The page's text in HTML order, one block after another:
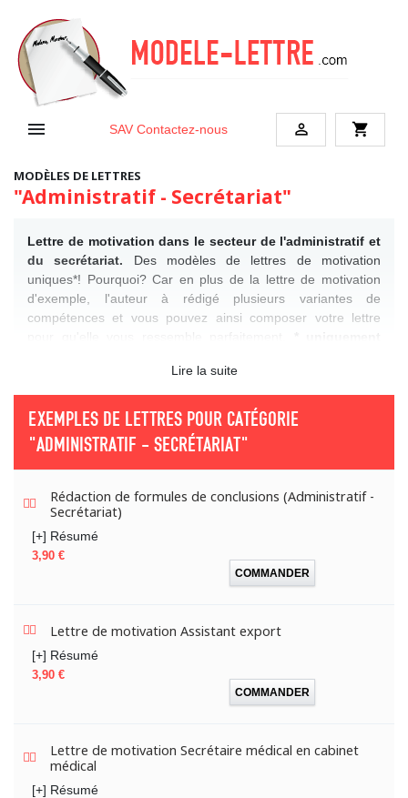
 SAV Contactez-nous  shopping_cart
MODÈLES DE LETTRES
"Administratif - Secrétariat"
Lettre de motivation dans le secteur de l'administratif et
du secrétariat. Des modèles de lettres de motivation
uniques*! Pourquoi? Car en plus de la lettre de motivation
d'exemple, l'auteur à rédigé plusieurs variantes de
compétences et vous pouvez ainsi composer votre lettre
Lire la suite
EXEMPLES DE LETTRES POUR CATÉGORIE
"ADMINISTRATIF - SECRÉTARIAT"
Rédaction de formules de conclusions (Administratif -
Secrétariat)
[+] Résumé
Prix
3,90 €
COMMANDER
Lettre de motivation Assistant export
[+] Résumé
Prix
3,90 €
COMMANDER
Lettre de motivation Secrétaire médical en cabinet
médical
[+] Résumé